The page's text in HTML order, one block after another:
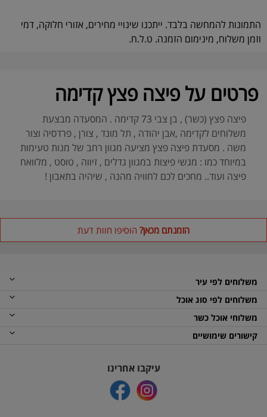
התמונות להמחשה בלבד. ייתכנו שינויי מחירים, אזורי חלוקה, דמי
וזמן משלוח, מינימום הזמנה. ט.ל.ח.
פרטים על פיצה פצץ קדימה
פיצה פצץ (כשר) , בן צבי 73 קדימה . המסעדה מבצעת
משלוחים לקדימה ,אבן יהודה , תל מונד , צורן , פרדסיה וצור
משה . מסעדת פיצה פצץ מציעה מגוון רחב של מנות טעימות
במיוחד כמו : מגשי פיצות במגוון גדלים , זיווה , טוסט , מלוואח
פיצה ועוד.. מחכים לכם לחוויה מהנה , שיהיה בתאבון !
הזמנתם מכאן? הוסיפו חוות דעת
משלוחים לפי עיר
משלוחים לפי סוג אוכל
משלוחי אוכל כשר
קישורים שימושיים
עיקבו אחרינו